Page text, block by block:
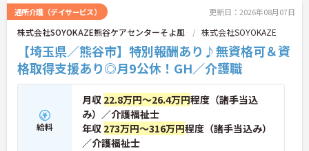
通所介護（デイサービス） 更新日：2026年08月07日
株式会社SOYOKAZE熊谷ケアセンターそよ風 株式会社SOYOKAZE
【埼玉県／熊谷市】特別報酬あり♪無資格可＆資
格取得支援あり◎月9公休！GH／介護職
給料
月収 22.8万円～26.4万円程度（諸手当込
み）／介護福祉士
年収 273万円～316万円程度（諸手当込み）
／介護福祉士